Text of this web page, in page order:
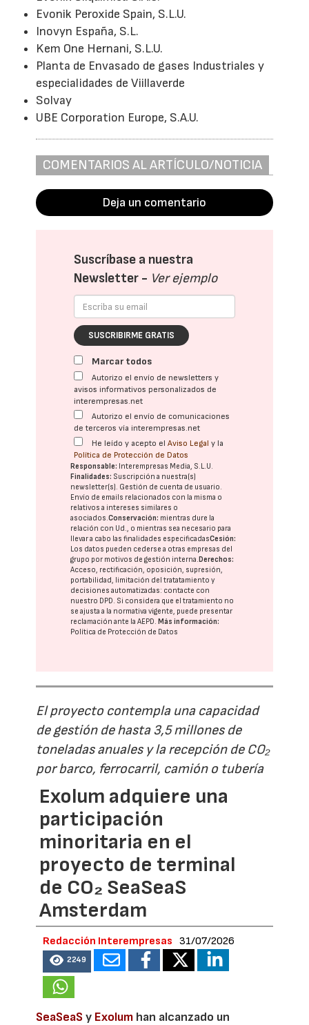
Evonik Peroxide Spain, S.L.U.
Inovyn España, S.L.
Kem One Hernani, S.L.U.
Planta de Envasado de gases Industriales y
especialidades de Viillaverde
Solvay
UBE Corporation Europe, S.A.U.
COMENTARIOS AL ARTÍCULO/NOTICIA
Deja un comentario
Suscríbase a nuestra
Newsletter - Ver ejemplo
SUSCRIBIRME GRATIS
Marcar todos
Autorizo el envío de newsletters y
avisos informativos personalizados de
interempresas.net
Autorizo el envío de comunicaciones
de terceros vía interempresas.net
He leído y acepto elAviso Legal y la
Política de Protección de Datos
Responsable: Interempresas Media, S.L.U.
Finalidades: Suscripción a nuestra(s)
newsletter(s). Gestión de cuenta de usuario.
Envío de emails relacionados con la misma o
relativos a intereses similares o
asociados.Conservación: mientras dure la
relación con Ud., o mientras sea necesario para
llevar a cabo las finalidades especificadasCesión:
Los datos pueden cederse a otras empresas del
grupo por motivos de gestión interna. Derechos:
Acceso, rectificación, oposición, supresión,
portabilidad, limitación del tratatamiento y
decisiones automatizadas: contacte con
nuestro DPD. Si considera que el tratamiento no
se ajusta a la normativa vigente, puede presentar
reclamación ante laAEPD. Más información:
Política de Protección de Datos
El proyecto contempla una capacidad
de gestión de hasta 3,5 millones de
toneladas anuales y la recepción de CO₂
por barco, ferrocarril, camión o tubería
Exolum adquiere una
participación
minoritaria en el
proyecto de terminal
de CO₂ SeaSeaS
Amsterdam
Redacción Interempresas 31/07/2026
2249
SeaSeaSy Exolum han alcanzado un